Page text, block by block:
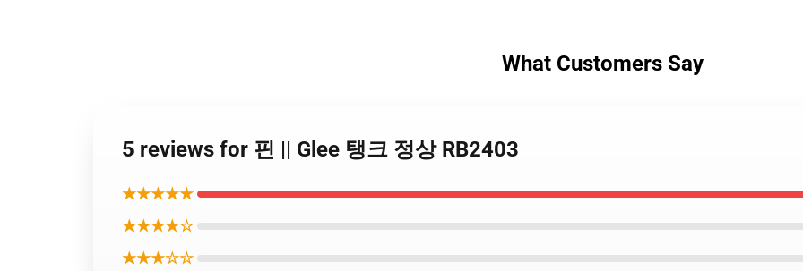
What Customers Say
5 reviews for 핀 || Glee 탱크 정상 RB2403
★★★★★
★★★★☆
★★★☆☆